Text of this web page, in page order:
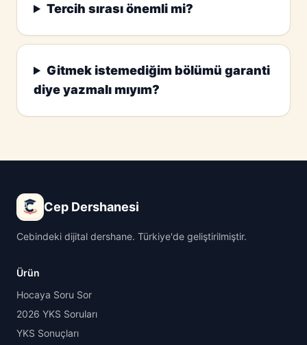
Tercih sırası önemli mi?
Gitmek istemediğim bölümü garanti
diye yazmalı mıyım?
Cep Dershanesi
Cebindeki dijital dershane. Türkiye'de geliştirilmiştir.
Ürün
Hocaya Soru Sor
2026 YKS Soruları
YKS Sonuçları